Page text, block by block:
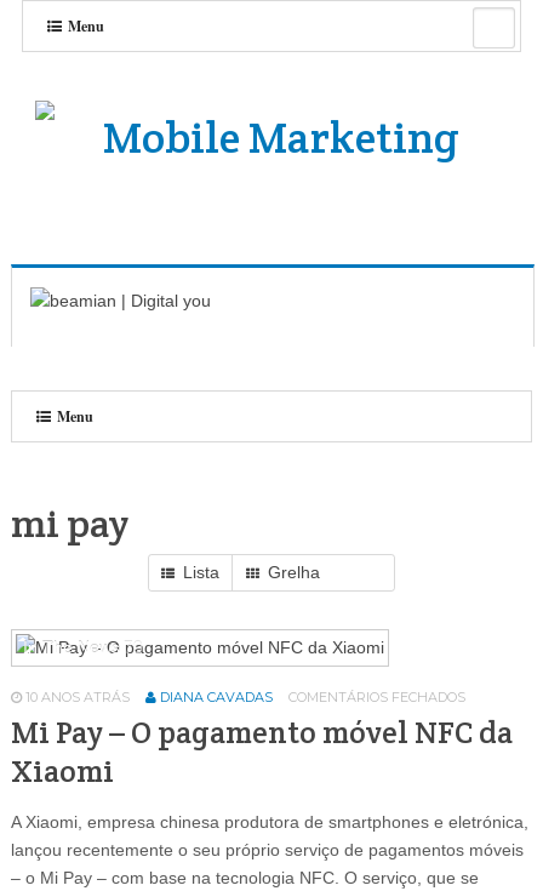
Menu
Menu
mi pay
Lista Grelha
In The News 79
10 ANOS ATRÁS DIANA CAVADAS COMENTÁRIOS FECHADOS
Mi Pay – O pagamento móvel NFC da
Xiaomi
A Xiaomi, empresa chinesa produtora de smartphones e eletrónica,
lançou recentemente o seu próprio serviço de pagamentos móveis
– o Mi Pay – com base na tecnologia NFC. O serviço, que se